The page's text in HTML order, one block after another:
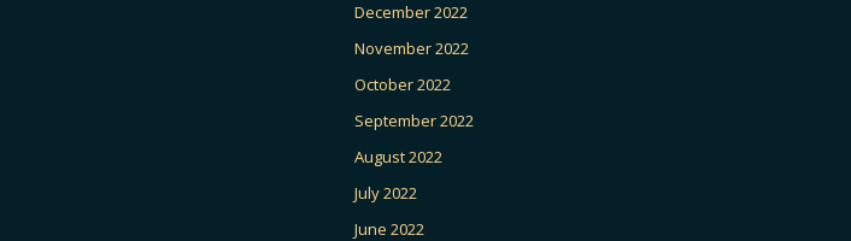
December 2022
November 2022
October 2022
September 2022
August 2022
July 2022
June 2022